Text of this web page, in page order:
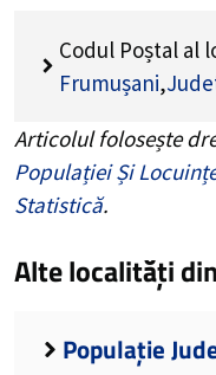
Codul Poștal al
Frumușani,
Articolul folosește
Populației Și
Statistică.
Alte localități din
Populație